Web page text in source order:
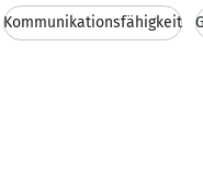
Kommunikationsfähigkeit